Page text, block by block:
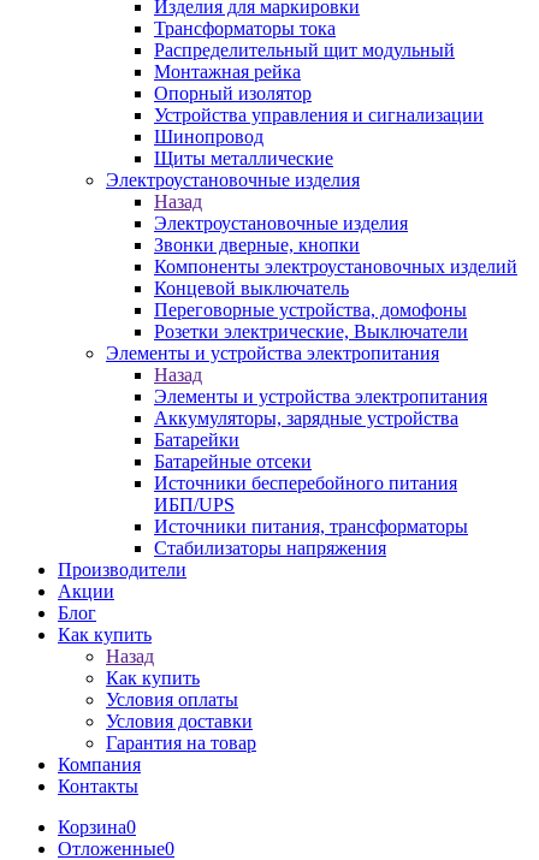
Изделия для маркировки
Трансформаторы тока
Распределительный щит модульный
Монтажная рейка
Опорный изолятор
Устройства управления и сигнализации
Шинопровод
Щиты металлические
Электроустановочные изделия
Назад
Электроустановочные изделия
Звонки дверные, кнопки
Компоненты электроустановочных изделий
Концевой выключатель
Переговорные устройства, домофоны
Розетки электрические, Выключатели
Элементы и устройства электропитания
Назад
Элементы и устройства электропитания
Аккумуляторы, зарядные устройства
Батарейки
Батарейные отсеки
Источники бесперебойного питания
ИБП/UPS
Источники питания, трансформаторы
Стабилизаторы напряжения
Производители
Акции
Блог
Как купить
Назад
Как купить
Условия оплаты
Условия доставки
Гарантия на товар
Компания
Контакты
Корзина0
Отложенные0